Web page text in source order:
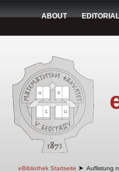
ABOUT
eBibliothek Startseite ➤ Auflistung